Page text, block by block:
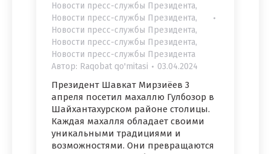
Новости пресс-службы Президента,
Новости пресс-службы Президента,
Новости пресс-службы Президента,
Новости пресс-службы Президента,
Новости пресс-службы Президента
Автор: Raqobat qo'mitasi 03.04.2024
Президент Шавкат Мирзиёев 3
апреля посетил махаллю Гулбозор в
Шайхантахурском районе столицы.
Каждая махалля обладает своими
уникальными традициями и
возможностями. Они превращаются